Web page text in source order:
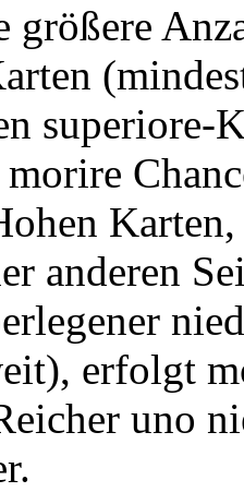
größere
superiore-
anderen
erfolgt
uno